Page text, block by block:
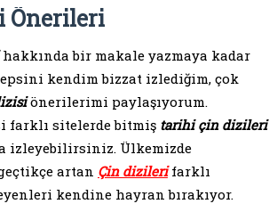
Önerileri
bir makale yazmaya kadar
kendim bizzat izlediğim, çok
önerilerimi paylaşıyorum.
farklı sitelerde bitmiş tarihi çin dizileri
izleyebilirsiniz. Ülkemizde
artan Çin dizilerifarklı
kendine hayran bırakıyor.